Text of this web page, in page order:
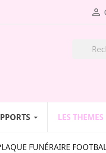

LES THEMES
FUNÉRAIRE